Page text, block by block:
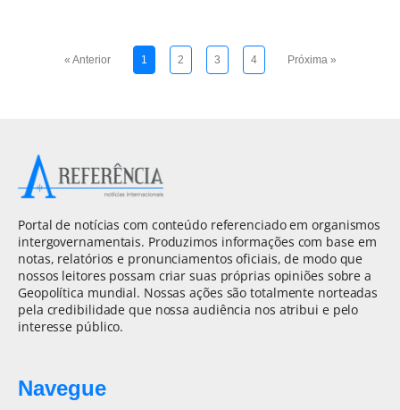
« Anterior 1 2 3 4 Próxima »
Portal de notícias com conteúdo referenciado em organismos
intergovernamentais. Produzimos informações com base em
notas, relatórios e pronunciamentos oficiais, de modo que
nossos leitores possam criar suas próprias opiniões sobre a
Geopolítica mundial. Nossas ações são totalmente norteadas
pela credibilidade que nossa audiência nos atribui e pelo
interesse público.
Navegue